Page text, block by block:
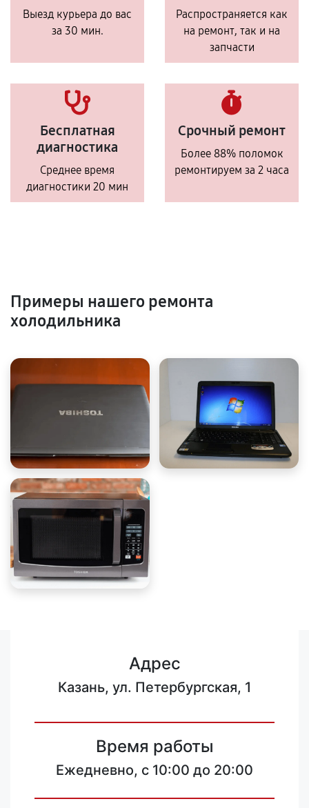
Выезд курьера до вас
за 30 мин.
Распространяется как
на ремонт, так и на
запчасти
Бесплатная
диагностика
Среднее время
диагностики 20 мин
Срочный ремонт
Более 88% поломок
ремонтируем за 2 часа
Примеры нашего ремонта
холодильника
Адрес
Казань, ул. Петербургская, 1
Время работы
Ежедневно, с 10:00 до 20:00